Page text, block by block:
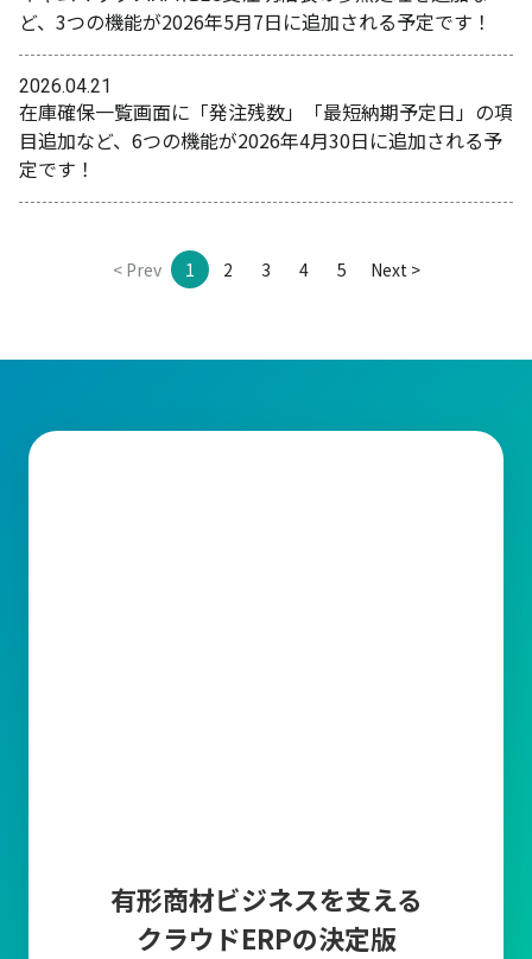
ど、3つの機能が2026年5月7日に追加される予定です！
2026.04.21
在庫確保一覧画面に「発注残数」「最短納期予定日」の項
目追加など、6つの機能が2026年4月30日に追加される予
定です！
< Prev 1 2 3 4 5 Next >
有形商材ビジネスを支える
クラウドERPの決定版